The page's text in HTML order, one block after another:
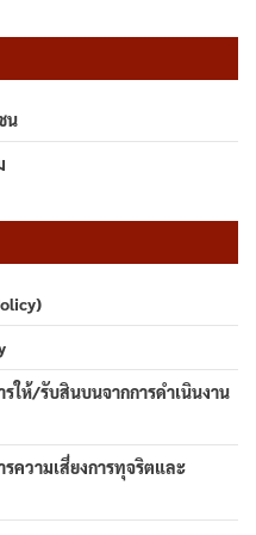
น
รให้/รับสินบนจากการดำเนินงาน
รความเสี่ยงการทุจริตและ